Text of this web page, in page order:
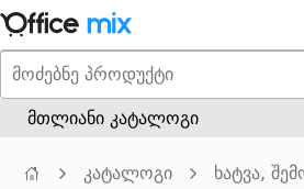
მთლიანი კატალოგი
კატალოგი
ხატვა,